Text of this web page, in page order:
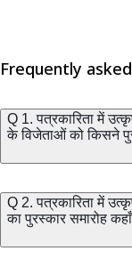
Frequently
Q 1. पत्रकारिता में
के विजेताओं को किसने
Q 2. पत्रकारिता में
का पुरस्कार समारोह